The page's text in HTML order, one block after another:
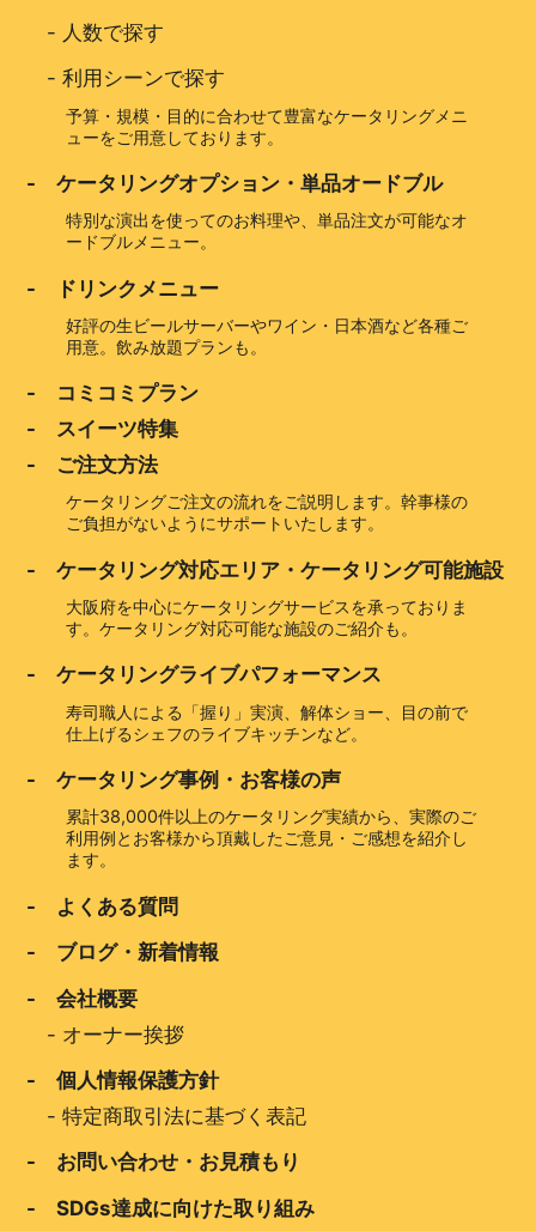
- 人数で探す
-利用シーンで探す
予算・規模・目的に合わせて豊富なケータリングメニ
ューをご用意しております。
- ケータリングオプション・単品オードブル
特別な演出を使ってのお料理や、単品注文が可能なオ
ードブルメニュー。
- ドリンクメニュー
好評の生ビールサーバーやワイン・日本酒など各種ご
用意。飲み放題プランも。
- コミコミプラン
- スイーツ特集
- ご注文方法
ケータリングご注文の流れをご説明します。幹事様の
ご負担がないようにサポートいたします。
- ケータリング対応エリア・ケータリング可能施設
大阪府を中心にケータリングサービスを承っておりま
す。ケータリング対応可能な施設のご紹介も。
- ケータリングライブパフォーマンス
寿司職人による「握り」実演、解体ショー、目の前で
仕上げるシェフのライブキッチンなど。
- ケータリング事例・お客様の声
累計38,000件以上のケータリング実績から、実際のご
利用例とお客様から頂戴したご意見・ご感想を紹介し
ます。
- よくある質問
- ブログ・新着情報
- 会社概要
- オーナー挨拶
- 個人情報保護方針
-特定商取引法に基づく表記
- お問い合わせ・お見積もり
- SDGs達成に向けた取り組み